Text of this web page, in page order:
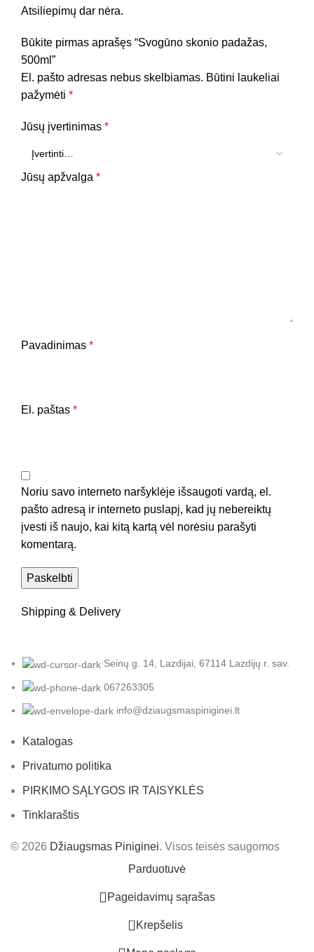
Atsiliepimų dar nėra.
Būkite pirmas aprašęs “Svogūno skonio padažas,
500ml”
El. pašto adresas nebus skelbiamas. Būtini laukeliai
pažymėti *
Jūsų įvertinimas *
Jūsų apžvalga *
Pavadinimas *
El. paštas *
Noriu savo interneto naršyklėje išsaugoti vardą, el.
pašto adresą ir interneto puslapį, kad jų nebereiktų
įvesti iš naujo, kai kitą kartą vėl norėsiu parašyti
komentarą.
Shipping & Delivery
Seinų g. 14, Lazdijai, 67114 Lazdijų r. sav.
067263305
info@dziaugsmaspiniginei.lt
Katalogas
Privatumo politika
PIRKIMO SĄLYGOS IR TAISYKLĖS
Tinklaraštis
© 2026 Džiaugsmas Piniginei. Visos teisės saugomos
Parduotuvė
Pageidavimų sąrašas
0 Krepšelis